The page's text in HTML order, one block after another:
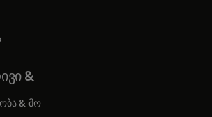
new tab
&
& მო